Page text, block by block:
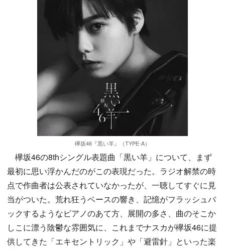
欅坂46『黒い羊』（TYPE-A）
欅坂46の8thシングル表題曲「黒い羊」について、まず
最初に思い浮かんだのがこの表現だった。ラジオ解禁の時
点で作曲者は公表されていなかったが、一聴してすぐに見
当がついた。荒れ狂うベースの響き、記憶がフラッシュバ
ックするようなピアノのあて方、展開の多さ、曲のそこか
しこに漂う陰鬱な雰囲気に、これまでナスカが欅坂46に提
供してきた「エキセントリック」や「避雷針」といった楽